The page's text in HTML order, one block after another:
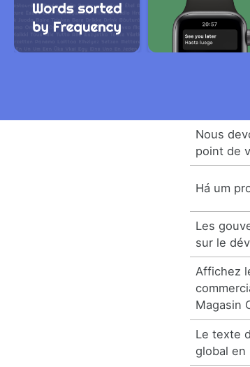
Nous
point de
Há um
Les
sur le
Affichez
Magasin
Le texte
global en